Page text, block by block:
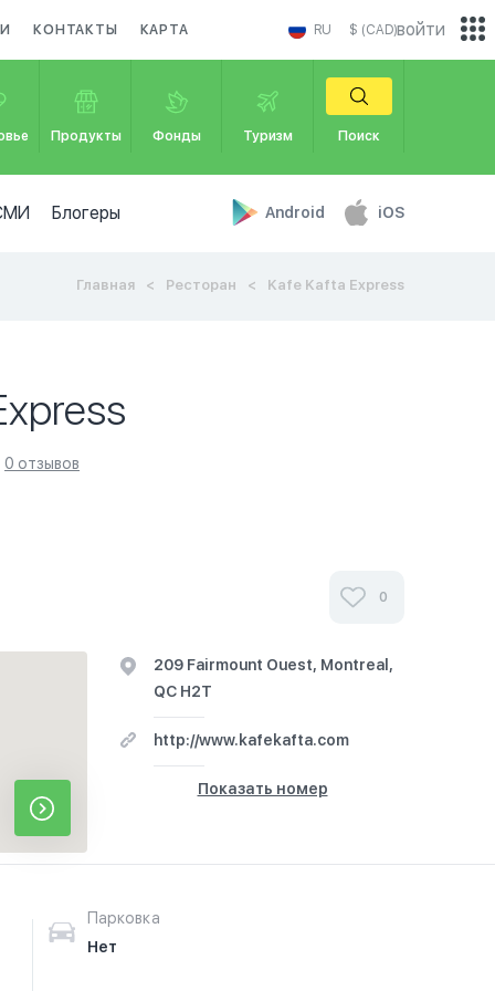
КОНТАКТЫ КАРТА RU $ (CAD)
Продукты Фонды Туризм Поиск
Блогеры Android iOS
войти
Главная Ресторан Kafe Kafta Express
0 отзывов
0
209 Fairmount Ouest, Montreal,
QC H2T
http://www.kafekafta.com
Показать номер
Парковка
Нет